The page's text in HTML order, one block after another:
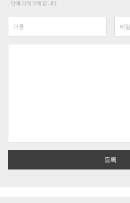
단에 의해 삭제 합니다.